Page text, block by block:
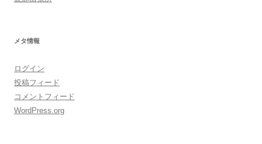
メタ情報
ログイン
投稿フィード
コメントフィード
WordPress.org